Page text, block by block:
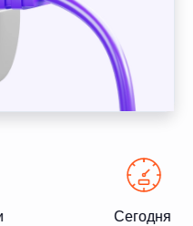
Сегодня